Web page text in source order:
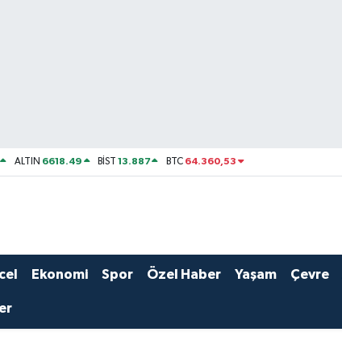
ALTIN 6618.49 BİST13.887 BTC 64.360,53
Ekonomi Spor Özel Haber Yaşam Çevre